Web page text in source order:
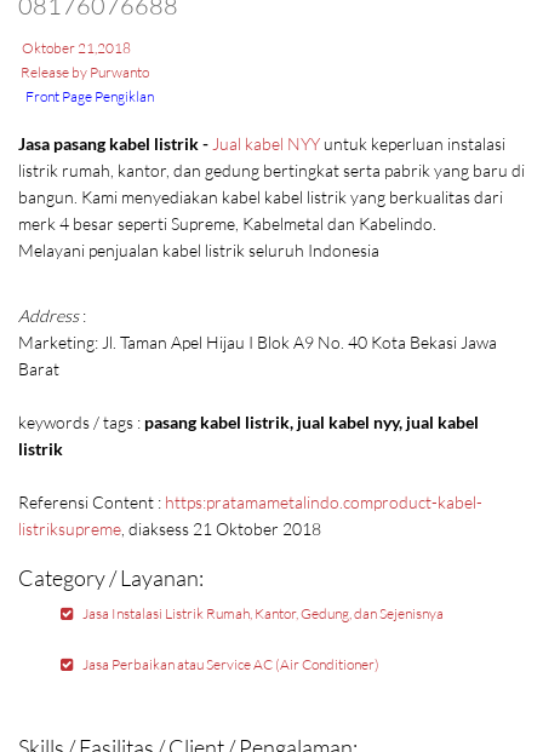
Oktober 21,2018
Release by Purwanto
Front Page Pengiklan
Jasa pasang kabel listrik - Jual kabel NYY untuk keperluan instalasi
listrik rumah, kantor, dan gedung bertingkat serta pabrik yang baru di
bangun. Kami menyediakan kabel kabel listrik yang berkualitas dari
merk 4 besar seperti Supreme, Kabelmetal dan Kabelindo.
Melayani penjualan kabel listrik seluruh Indonesia
Address:
Marketing: Jl. Taman Apel Hijau I Blok A9 No. 40 Kota Bekasi Jawa
Barat
keywords / tags : pasang kabel listrik, jual kabel nyy, jual kabel
listrik
Referensi Content : https:pratamametalindo.comproduct-kabel-
listriksupreme , diaksess 21 Oktober 2018
Category / Layanan:
Jasa Instalasi Listrik Rumah, Kantor, Gedung, dan Sejenisnya
Jasa Perbaikan atau Service AC (Air Conditioner)